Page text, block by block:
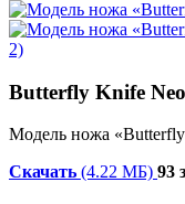
Butterfly Knife
Модель ножа
Скачать (4.22 МБ) 93